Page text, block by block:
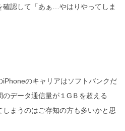
確認して「あぁ…やはりやってしま
のキャリアはソフトバンクだ
データ通信量が１GＢを超える
まうのはご存知の方も多いかと思